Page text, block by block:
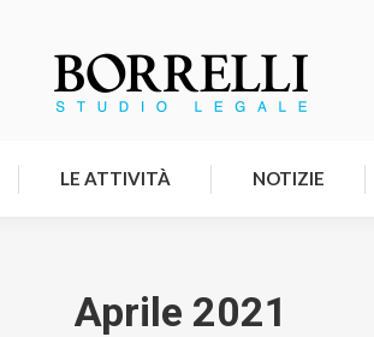
LE ATTIVITÀ NOTIZIE
Aprile 2021
LO STUDIO LE ATTIVITÀ